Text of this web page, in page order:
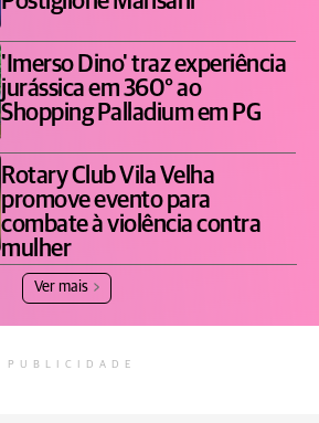
'Imerso Dino' traz experiência
jurássica em 360° ao
Shopping Palladium em PG
Rotary Club Vila Velha
promove evento para
combate à violência contra
mulher
Ver mais
PUBLICIDADE